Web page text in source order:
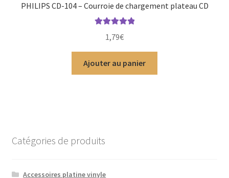
PHILIPS CD-104 – Courroie de chargement plateau CD
1,79€
Ajouter au panier
Catégories de produits
Accessoires platine vinyle